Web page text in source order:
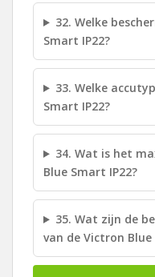
32. Welke
Smart IP22?
33. Welke
Smart IP22?
34. Wat is het
Blue Smart IP22?
35. Wat zijn de
van de Victron Blue